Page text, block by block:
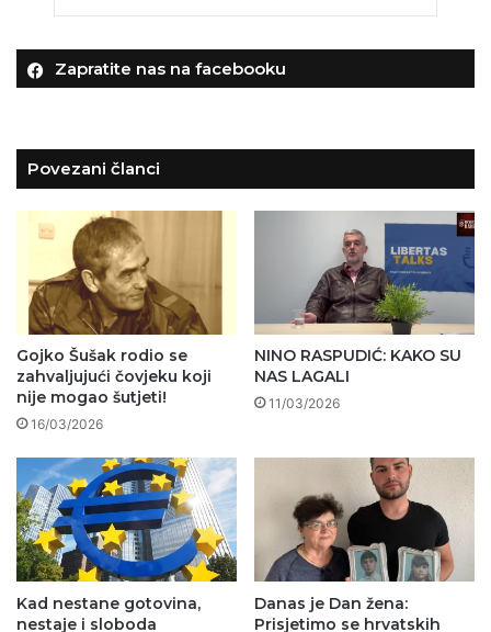
Zapratite nas na facebooku
Povezani članci
Gojko Šušak rodio se
zahvaljujući čovjeku koji
nije mogao šutjeti!
16/03/2026
NINO RASPUDIĆ: KAKO SU
NAS LAGALI
11/03/2026
Kad nestane gotovina,
nestaje i sloboda
Danas je Dan žena:
Prisjetimo se hrvatskih